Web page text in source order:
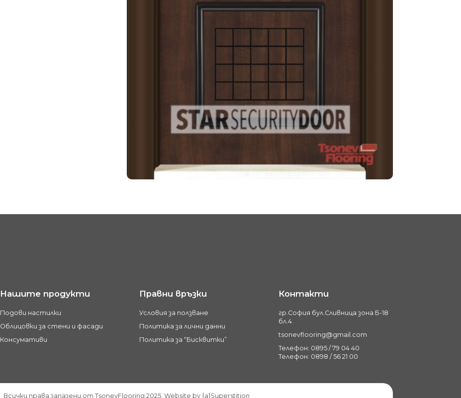
Нашите продукти
Подови настилки
Облицовки за стени и фасади
Консумативи
Правни връзки
Условия за ползване
Политика за лични данни
Политика за “Бисквитки”
Контакти
гр.София бул.Сливница зона Б-18
бл.4
tsonevflooring@gmail.com
Телефон: 0895 / 79 04 40
Телефон: 0898 / 56 21 00
Всички права запазени от TsonevFlooring 2025. Website by {a}Superstition